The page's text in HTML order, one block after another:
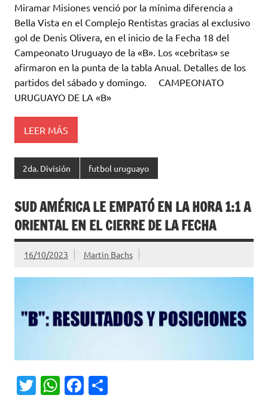
it
te
r
at
s
A
p
p
e
b
o
o
k
m
p
ar
ti
r
Miramar Misiones venció por la mínima diferencia a
Bella Vista en el Complejo Rentistas gracias al exclusivo
gol de Denis Olivera, en el inicio de la Fecha 18 del
Campeonato Uruguayo de la «B». Los «cebritas» se
afirmaron en la punta de la tabla Anual. Detalles de los
partidos del sábado y domingo. CAMPEONATO
URUGUAYO DE LA «B»
LEER MÁS
2da. División futbol uruguayo
SUD AMÉRICA LE EMPATÓ EN LA HORA 1:1 A
ORIENTAL EN EL CIERRE DE LA FECHA
16/10/2023 Martin Bachs
T
W Fa